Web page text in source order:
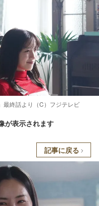
最終話より（C）フジテレビ
が表示されます
記事に戻る